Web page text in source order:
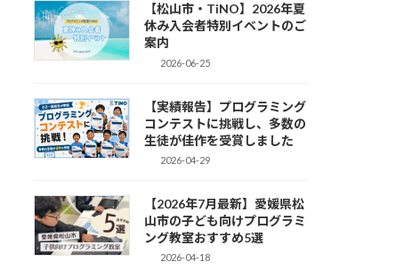
【松山市・TiNO】2026年夏
休み入会者特別イベントのご
案内
2026-06-25
【実績報告】プログラミング
コンテストに挑戦し、多数の
生徒が佳作を受賞しました
2026-04-29
【2026年7月最新】愛媛県松
山市の子ども向けプログラミ
ング教室おすすめ5選
2026-04-18